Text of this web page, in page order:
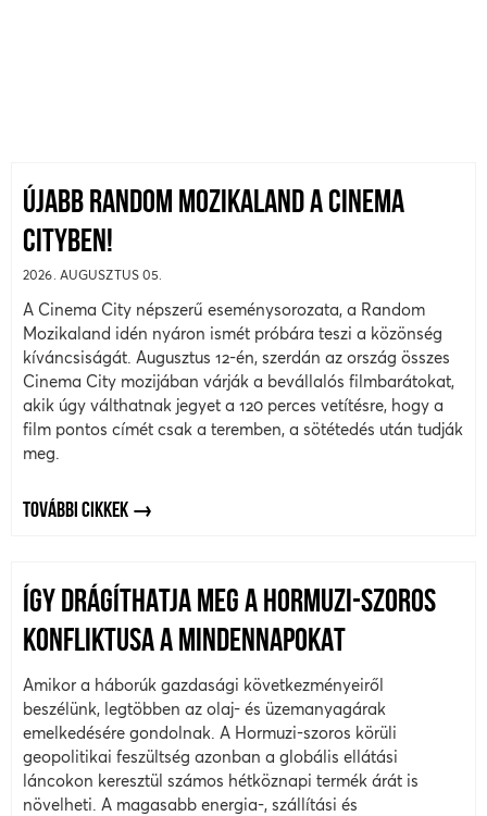
ÚJABB RANDOM MOZIKALAND A CINEMA
CITYBEN!
2026. AUGUSZTUS 05.
A Cinema City népszerű eseménysorozata, a Random
Mozikaland idén nyáron ismét próbára teszi a közönség
kíváncsiságát. Augusztus 12-én, szerdán az ország összes
Cinema City mozijában várják a bevállalós filmbarátokat,
akik úgy válthatnak jegyet a 120 perces vetítésre, hogy a
film pontos címét csak a teremben, a sötétedés után tudják
meg.
TOVÁBBI CIKKEK
ÍGY DRÁGÍTHATJA MEG A HORMUZI-SZOROS
KONFLIKTUSA A MINDENNAPOKAT
Amikor a háborúk gazdasági következményeiről
beszélünk, legtöbben az olaj- és üzemanyagárak
emelkedésére gondolnak. A Hormuzi-szoros körüli
geopolitikai feszültség azonban a globális ellátási
láncokon keresztül számos hétköznapi termék árát is
növelheti. A magasabb energia-, szállítási és